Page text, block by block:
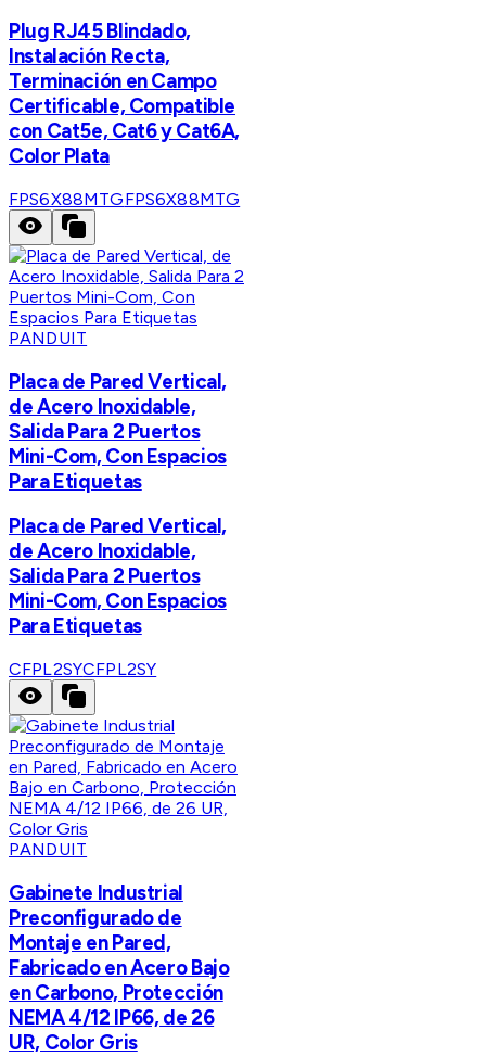
Plug RJ45 Blindado,
Instalación Recta,
Terminación en Campo
Certificable, Compatible
con Cat5e, Cat6 y Cat6A,
Color Plata
FPS6X88MTGFPS6X88MTG
PANDUIT
Placa de Pared Vertical,
de Acero Inoxidable,
Salida Para 2 Puertos
Mini-Com, Con Espacios
Para Etiquetas
Placa de Pared Vertical,
de Acero Inoxidable,
Salida Para 2 Puertos
Mini-Com, Con Espacios
Para Etiquetas
CFPL2SYCFPL2SY
PANDUIT
Gabinete Industrial
Preconfigurado de
Montaje en Pared,
Fabricado en Acero Bajo
en Carbono, Protección
NEMA 4/12 IP66, de 26
UR, Color Gris